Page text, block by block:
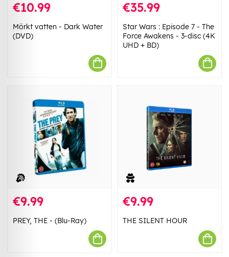
€10.99
Mörkt vatten - Dark Water
(DVD)
€35.99
Star Wars : Episode 7 - The
Force Awakens - 3-disc (4K
UHD + BD)
€9.99
PREY, THE - (Blu-Ray)
€9.99
THE SILENT HOUR